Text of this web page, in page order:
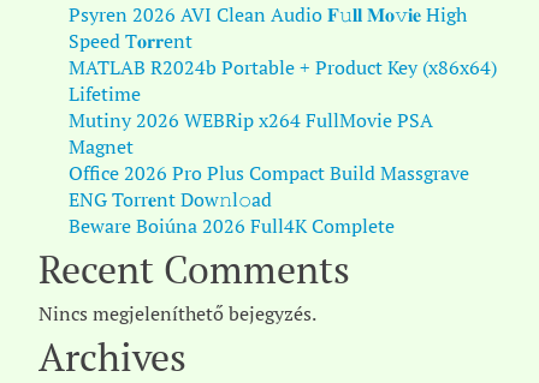
Psyren 2026 AVI Clean Audio 𝐅𝚞𝐥𝐥 𝐌𝐨𝚟𝐢𝐞 High
Speed T𝐨𝐫𝐫ent
MATLAB R2024b Portable + Product Key (x86x64)
Lifetime
Mutiny 2026 WEBRip x264 FullMovie PSA
Magnet
Office 2026 Pro Plus Compact Build Massgrave
ENG Torr𝐞nt Dow𝚗l𝚘аd
Beware Boiúna 2026 Full4K Complete
Recent Comments
Nincs megjeleníthető bejegyzés.
Archives